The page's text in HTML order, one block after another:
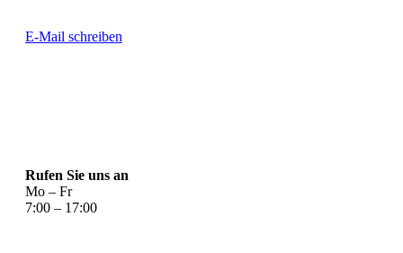
E-Mail schreiben
Rufen Sie uns an
Mo – Fr
7:00 – 17:00